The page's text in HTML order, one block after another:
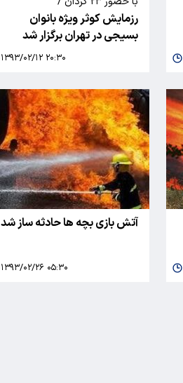
رزمایش کوثر ویژه بانوان
بسیجی در تهران برگزار شد
۱۳۹۳/۰۲/۱۲ ۲۰:۳۰
آتش بازی بچه ها حادثه ساز شد
۱۳۹۳/۰۲/۲۶ ۰۵:۳۰